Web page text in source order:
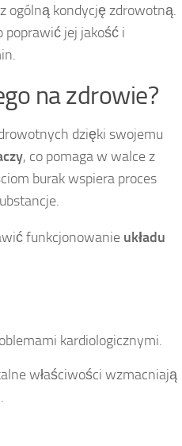
ogólną kondycję zdrowotną.
poprawić jej jakość i
na zdrowie?
dzięki swojemu
, co pomaga w walce z
burak wspiera proces
funkcjonowanie układu
kardiologicznymi.
właściwości wzmacniają